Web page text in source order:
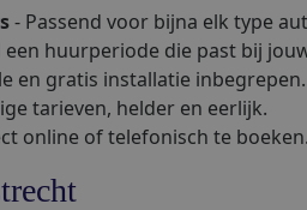
- Passend voor bijna elk type
een huurperiode die past bij
en gratis installatie inbegrepen.
tarieven, helder en eerlijk.
online of telefonisch te boeken.